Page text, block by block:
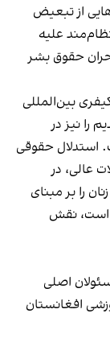
از تبعیض
علیه
حقوق بشر
بین‌المللی
را نیز در
استدلال حقوقی
عالی، در
را بر مبنای
است، نقش
اصلی
افغانستان